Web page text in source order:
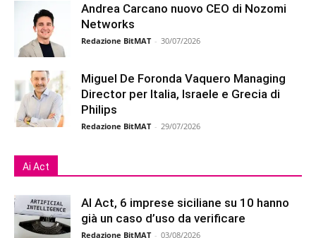
Andrea Carcano nuovo CEO di Nozomi
Networks
Redazione BitMAT - 30/07/2026
Miguel De Foronda Vaquero Managing
Director per Italia, Israele e Grecia di
Philips
Redazione BitMAT - 29/07/2026
Ai Act
AI Act, 6 imprese siciliane su 10 hanno
già un caso d’uso da verificare
Redazione BitMAT - 03/08/2026